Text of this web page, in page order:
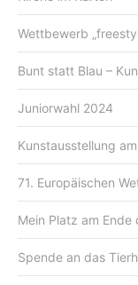
Wettbewerb
Bunt statt Blau –
Juniorwahl 2024
Kunstausstellung
71. Europäischen
Mein Platz am Ende
Spende an das